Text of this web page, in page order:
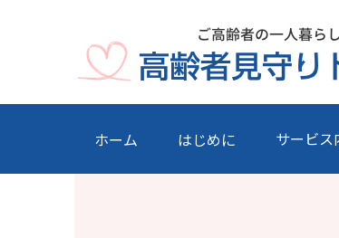
ホーム はじめに サービス